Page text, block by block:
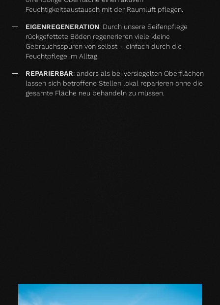
Feuchtigkeitsaustausch mit der Raumluft pflegen.
EIGENREGENERATION: Durch unsere Seifenpflege
rückgefettete Böden regenerieren viele kleine
Gebrauchsspuren von selbst – einfach durch die
Feuchtpflege im Alltag.
REPARIERBAR: anders als bei versiegelten Oberflächen
lassen sich betroffene Stellen lokal reparieren ohne die
gesamte Fläche neu behandeln zu müssen.